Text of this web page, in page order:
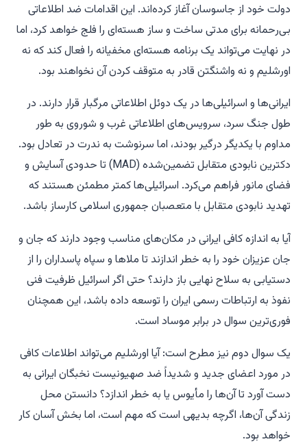
دولت خود از جاسوسان آغاز کرده‌اند. این اقدامات ضد اطلاعاتی
بی‌رحمانه برای مدتی ساخت و ساز هسته‌ای را فلج خواهد کرد، اما
در نهایت می‌تواند یک برنامه هسته‌ای مخفیانه را فعال کند که نه
اورشلیم و نه واشنگتن قادر به متوقف کردن آن نخواهند بود.
ایرانی‌ها و اسرائیلی‌ها در یک دوئل اطلاعاتی مرگبار قرار دارند. در
طول جنگ سرد، سرویس‌های اطلاعاتی غرب و شوروی به طور
مداوم با یکدیگر درگیر بودند، اما سرنوشت به ندرت در تعادل بود.
دکترین نابودی متقابل تضمین‌شده (MAD) تا حدودی آسایش و
فضای مانور فراهم می‌کرد. اسرائیلی‌ها کمتر مطمئن هستند که
تهدید نابودی متقابل با متعصبان جمهوری اسلامی کارساز باشد.
آیا به اندازه کافی ایرانی در مکان‌های مناسب وجود دارند که جان و
جان عزیزان خود را به خطر اندازند تا ملاها و سپاه پاسداران را از
دستیابی به سلاح نهایی باز دارند؟ حتی اگر اسرائیل ظرفیت فنی
نفوذ به ارتباطات رسمی ایران را توسعه داده باشد، این همچنان
فوری‌ترین سوال در برابر موساد است.
یک سوال دوم نیز مطرح است: آیا اورشلیم می‌تواند اطلاعات کافی
در مورد اعضای جدید و شدیداً ضد صهیونیست نخبگان ایرانی به
دست آورد تا آن‌ها را مأیوس یا به خطر اندازد؟ دانستن محل
زندگی آن‌ها، اگرچه بدیهی است که مهم است، اما بخش آسان کار
خواهد بود.